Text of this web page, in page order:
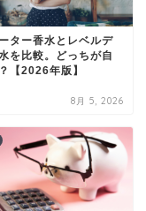
ター香水とレベルデ
を比較。どっちが自
【2026年版】
8月 5, 2026